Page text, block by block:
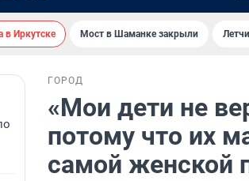
в Иркутске Мост в Шаманке закрыли
ГОРОД
«Мои дети не
потому что их
самой женской